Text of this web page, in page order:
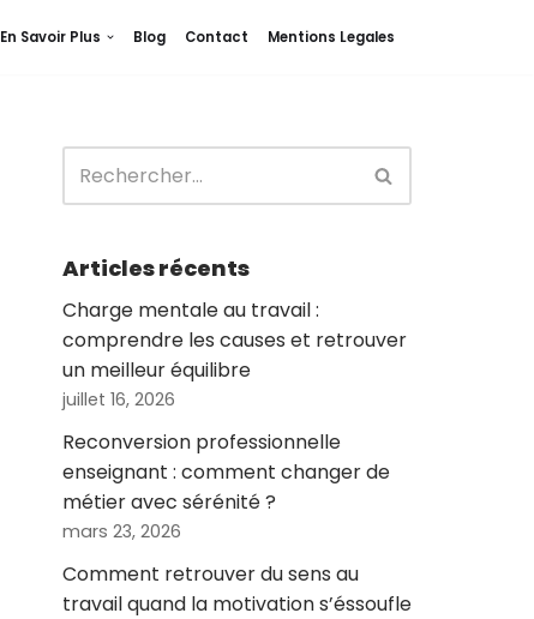
En Savoir Plus Blog Contact Mentions Legales
Articles récents
Charge mentale au travail :
comprendre les causes et retrouver
un meilleur équilibre
juillet 16, 2026
Reconversion professionnelle
enseignant : comment changer de
métier avec sérénité ?
mars 23, 2026
Comment retrouver du sens au
travail quand la motivation s’éssoufle